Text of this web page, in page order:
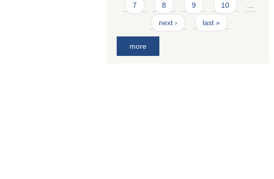
7 8 9 10
next › last »
more